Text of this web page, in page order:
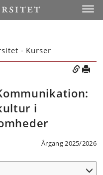
- Kurser
i
Årgang 2025/2026